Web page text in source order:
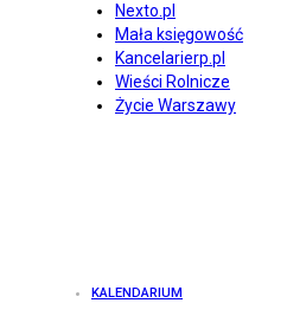
Nexto.pl
Mała księgowość
Kancelarierp.pl
Wieści Rolnicze
Życie Warszawy
KALENDARIUM